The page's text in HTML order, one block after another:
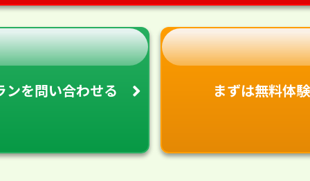
ンを問い合わせる まずは無料体験